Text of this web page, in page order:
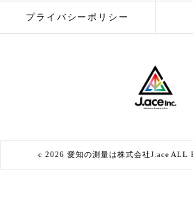
プライバシーポリシー
c 2026 愛知の測量は株式会社J.ace ALL